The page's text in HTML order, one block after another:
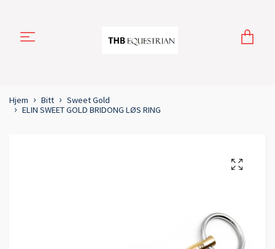
Hjem Bitt
Sweet Gold
ELIN SWEET GOLD BRIDONG LØS RING